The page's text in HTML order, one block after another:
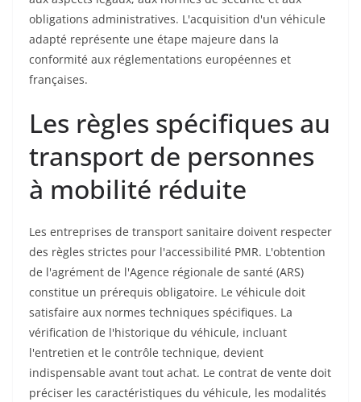
obligations administratives. L'acquisition d'un véhicule
adapté représente une étape majeure dans la
conformité aux réglementations européennes et
françaises.
Les règles spécifiques au
transport de personnes
à mobilité réduite
Les entreprises de transport sanitaire doivent respecter
des règles strictes pour l'accessibilité PMR. L'obtention
de l'agrément de l'Agence régionale de santé (ARS)
constitue un prérequis obligatoire. Le véhicule doit
satisfaire aux normes techniques spécifiques. La
vérification de l'historique du véhicule, incluant
l'entretien et le contrôle technique, devient
indispensable avant tout achat. Le contrat de vente doit
préciser les caractéristiques du véhicule, les modalités